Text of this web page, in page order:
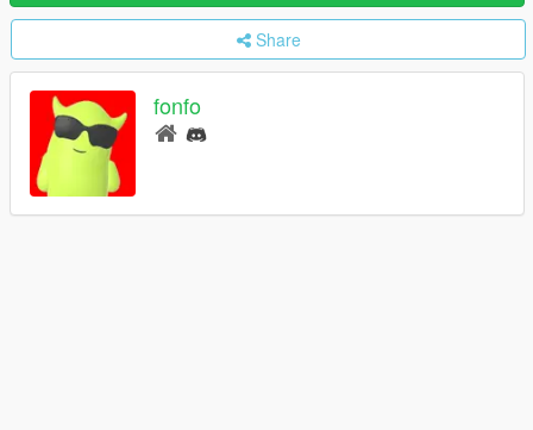
Share
fonfo